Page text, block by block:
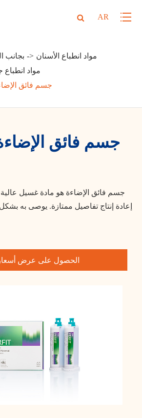
AR
بجانب
مواد انطباع الأسنان
مواد
جسم فائق
جسم فائق
إعادة إنتاج تفاصيل ممتازة. يوصى به
الحصول على عرض أسعار